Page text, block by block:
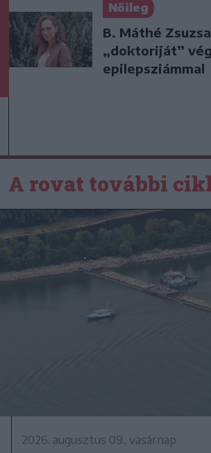
Nőileg
B. Máthé
„doktoriját”
epilepsziámmal
A rovat további
2026. augusztus 09., vasárnap